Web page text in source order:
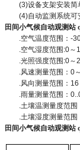
(3)设备支架安装简
(4)自动监测系统可
田间小气候自动观测站
.空气温度范围： -
.空气湿度范围 :0～
.光照强度范围 :0～
.风速测量范围： 0～
.风向测量范围： 16
.雨量测量范围：
.土壤温测量度范围
.土壤湿度测量范围
田间小气候自动观测站